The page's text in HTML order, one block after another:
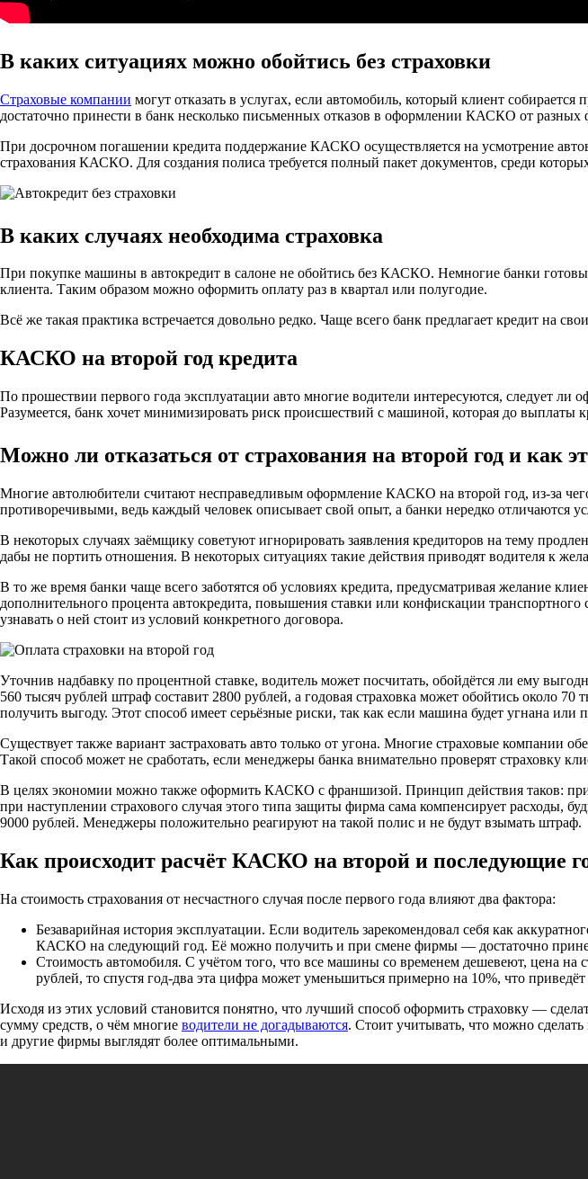
В каких ситуациях можно обойтись без страховки
Страховые компании могут отказать в услугах, если автомобиль, который клиент
достаточно принести в банк несколько письменных отказов в оформлении КАСКО от
При досрочном погашении кредита поддержание КАСКО осуществляется на усмотрение
страхования КАСКО. Для создания полиса требуется полный пакет документов, среди
В каких случаях необходима страховка
При покупке машины в автокредит в салоне не обойтись без КАСКО. Немногие банки
клиента. Таким образом можно оформить оплату раз в квартал или полугодие.
Всё же такая практика встречается довольно редко. Чаще всего банк предлагает кредит на
КАСКО на второй год кредита
По прошествии первого года эксплуатации авто многие водители интересуются, следует
Разумеется, банк хочет минимизировать риск происшествий с машиной, которая до выплаты
Можно ли отказаться от страхования на второй год и как
Многие автолюбители считают несправедливым оформление КАСКО на второй год, из-за
противоречивыми, ведь каждый человек описывает свой опыт, а банки нередко отличаются
В некоторых случаях заёмщику советуют игнорировать заявления кредиторов на тему
дабы не портить отношения. В некоторых ситуациях такие действия приводят водителя к
В то же время банки чаще всего заботятся об условиях кредита, предусматривая желание
дополнительного процента автокредита, повышения ставки или конфискации
узнавать о ней стоит из условий конкретного договора.
Уточнив надбавку по процентной ставке, водитель может посчитать, обойдётся ли ему
560 тысяч рублей штраф составит 2800 рублей, а годовая страховка может обойтись около
получить выгоду. Этот способ имеет серьёзные риски, так как если машина будет угнана или
Существует также вариант застраховать авто только от угона. Многие страховые компании
Такой способ может не сработать, если менеджеры банка внимательно проверят страховку
В целях экономии можно также оформить КАСКО с франшизой. Принцип действия таков:
при наступлении страхового случая этого типа защиты фирма сама компенсирует расходы,
9000 рублей. Менеджеры положительно реагируют на такой полис и не будут взымать штраф.
Как происходит расчёт КАСКО на второй и последующие
На стоимость страхования от несчастного случая после первого года влияют два фактора:
Безаварийная история эксплуатации. Если водитель зарекомендовал себя как
КАСКО на следующий год. Её можно получить и при смене фирмы — достаточно
Стоимость автомобиля. С учётом того, что все машины со временем дешевеют, цена на
рублей, то спустя год-два эта цифра может уменьшиться примерно на 10%, что
Исходя из этих условий становится понятно, что лучший способ оформить страховку —
сумму средств, о чём многие водители не догадываются. Стоит учитывать, что можно
и другие фирмы выглядят более оптимальными.